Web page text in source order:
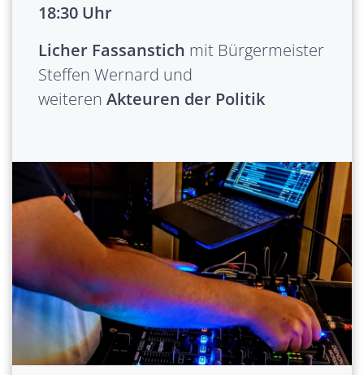
18:30 Uhr
Licher Fassanstich mit Bürgermeister
Steffen Wernard und
weiteren Akteuren der Politik